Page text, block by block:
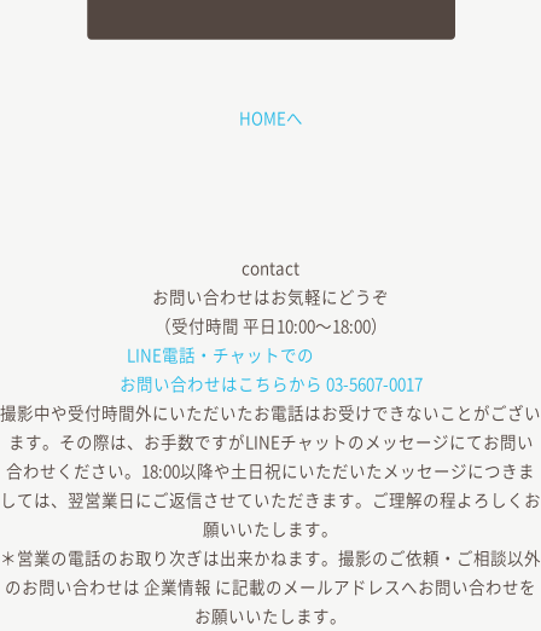
HOMEへ
contact
お問い合わせはお気軽にどうぞ
（受付時間 平日10:00〜18:00）
LINE電話・チャットでの
お問い合わせはこちらから 03-5607-0017
撮影中や受付時間外にいただいたお電話はお受けできないことがござい
ます。その際は、お手数ですがLINEチャットのメッセージにてお問い
合わせください。18:00以降や土日祝にいただいたメッセージにつきま
しては、翌営業日にご返信させていただきます。ご理解の程よろしくお
願いいたします。
＊営業の電話のお取り次ぎは出来かねます。撮影のご依頼・ご相談以外
のお問い合わせは 企業情報 に記載のメールアドレスへお問い合わせを
お願いいたします。